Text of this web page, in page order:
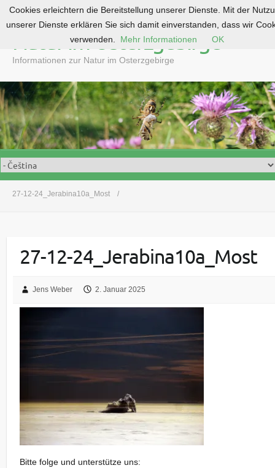
o
c
o
n
t
e
n
Natur im Osterzgebirge
Informationen zur Natur im Osterzgebirge
27-12-24_Jerabina10a_Most
27-12-24_Jerabina10a_Most
Jens Weber 2. Januar 2025
Bitte folge und unterstütze uns:
Cookies erleichtern die Bereitstellung unserer Dienste. Mit der
unserer Dienste erklären Sie sich damit einverstanden, dass wir
verwenden.
Mehr Informationen OK